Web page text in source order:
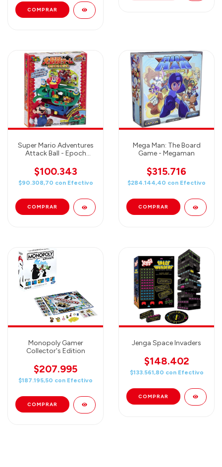
Super Mario Adventures
Attack Ball - Epoch
$100.343
$90.308,70 con Efectivo
Mega Man: The Board
Game - Megaman
$315.716
$284.144,40 con Efectivo
Monopoly Gamer
Collector's Edition
$207.995
$187.195,50 con Efectivo
Jenga Space Invaders
$148.402
$133.561,80 con Efectivo